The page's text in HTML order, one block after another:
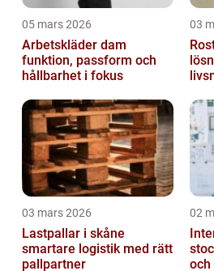
05 mars 2026
Arbetskläder dam
funktion, passform och
hållbarhet i fokus
03
03 mars 2026
Lastpallar i skåne
smartare logistik med rätt
pallpartner
02
och